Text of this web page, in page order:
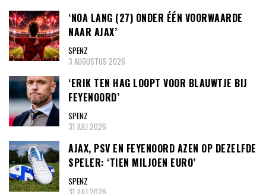
‘NOA LANG (27) ONDER ÉÉN VOORWAARDE
NAAR AJAX’
SPENZ
3 AUGUSTUS 2026
‘ERIK TEN HAG LOOPT VOOR BLAUWTJE BIJ
FEYENOORD’
SPENZ
31 JULI 2026
AJAX, PSV EN FEYENOORD AZEN OP DEZELFDE
SPELER: ‘TIEN MILJOEN EURO’
SPENZ
31 JULI 2026